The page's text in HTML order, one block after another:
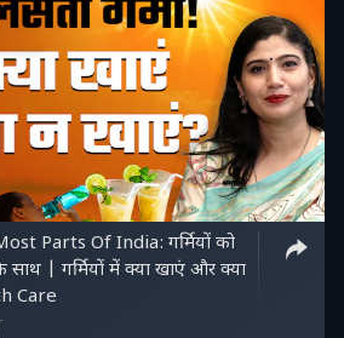
Parts Of India: गर्मियों को
| गर्मियों में क्या खाएं और क्या
Care